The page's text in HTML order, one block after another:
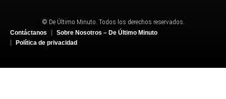
© De Último Minuto. Todos los derechos reservados.
Contáctanos
Sobre Nosotros – De Último Minuto
Política de privacidad